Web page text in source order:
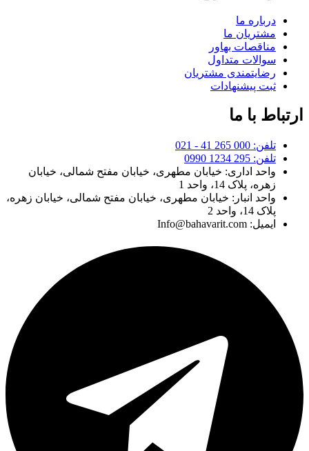
درباره ما
مشتریان ما
مناقصات بهاور
سوالات متداول
رضایتمندی مشتریان
ثبت پیشنهادات
ارتباط با ما
تلفن: 000 265 41 - 021
تلفن: 295 1234 0990
واحد اداری: خیابان مطهری، خیابان مفتح شمالی، خیابان
زهره، پلاک 14، واحد 1
واحد انبار: خیابان مطهری، خیابان مفتح شمالی، خیابان زهره،
پلاک 14، واحد 2
ایمیل: Info@bahavarit.com